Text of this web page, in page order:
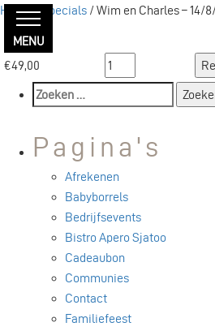
MENU
Home/ Specials / Wim en Charles – 14/
Prijs
€49,00
Wim
en
Charles
14/8/2026
Zoeken
naar:
Pagina's
Afrekenen
Babyborrels
Bedrijfsevents
Bistro Apero Sjatoo
Cadeaubon
Communies
Contact
Familiefeest